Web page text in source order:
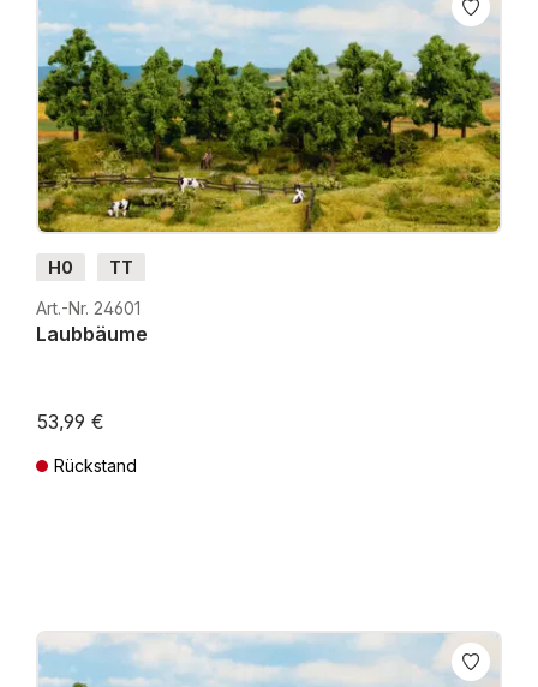
H0
TT
Art.-Nr. 24601
Laubbäume
53,99 €
Rückstand